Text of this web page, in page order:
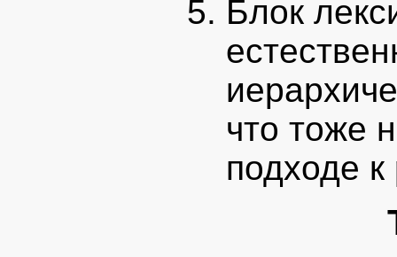
Блок
что тоже
подходе к